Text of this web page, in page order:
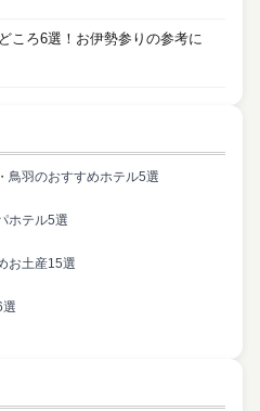
ころ6選！お伊勢参りの参考に
鳥羽のおすすめホテル5選
ホテル5選
お土産15選